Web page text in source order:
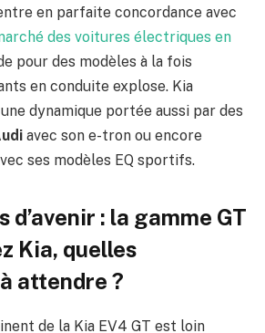
en parfaite concordance avec
des voitures électriques en
pour des modèles à la fois
en conduite explose. Kia
dynamique portée aussi par des
avec son e-tron ou encore
ses modèles EQ sportifs.
d’avenir : la gamme GT
Kia, quelles
attendre ?
de la Kia EV4 GT est loin